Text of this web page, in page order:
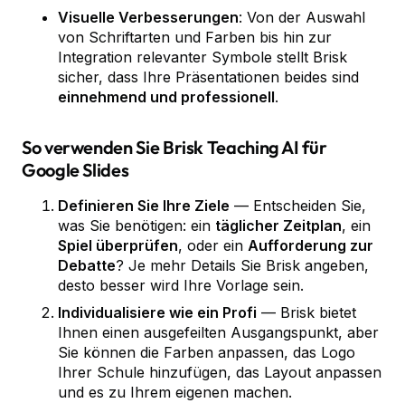
Visuelle Verbesserungen: Von der Auswahl
von Schriftarten und Farben bis hin zur
Integration relevanter Symbole stellt Brisk
sicher, dass Ihre Präsentationen beides sind
einnehmend und professionell.
So verwenden Sie Brisk Teaching AI für
Google Slides
Definieren Sie Ihre Ziele — Entscheiden Sie,
was Sie benötigen: ein täglicher Zeitplan, ein
Spiel überprüfen, oder ein Aufforderung zur
Debatte? Je mehr Details Sie Brisk angeben,
desto besser wird Ihre Vorlage sein.
Individualisiere wie ein Profi — Brisk bietet
Ihnen einen ausgefeilten Ausgangspunkt, aber
Sie können die Farben anpassen, das Logo
Ihrer Schule hinzufügen, das Layout anpassen
und es zu Ihrem eigenen machen.